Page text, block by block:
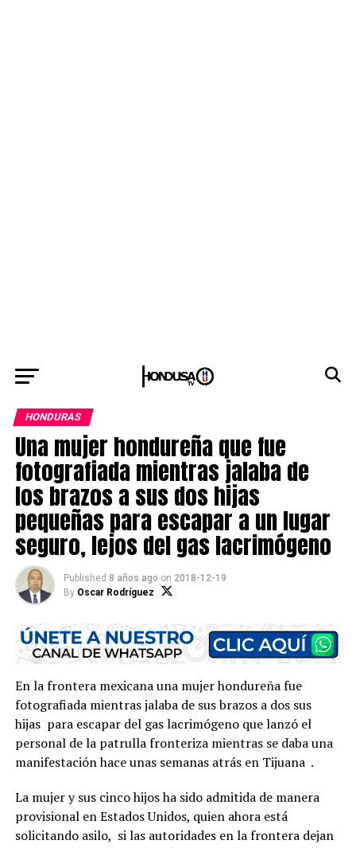
HONDURAS
Una mujer hondureña que fue
fotografiada mientras jalaba de
los brazos a sus dos hijas
pequeñas para escapar a un lugar
seguro, lejos del gas lacrimógeno
Published 8 años ago on 2018-12-19
By Oscar Rodríguez
En la frontera mexicana una mujer hondureña fue
fotografiada mientras jalaba de sus brazos a dos sus
hijas para escapar del gas lacrimógeno que lanzó el
personal de la patrulla fronteriza mientras se daba una
manifestación hace unas semanas atrás en Tijuana .
La mujer y sus cinco hijos ha sido admitida de manera
provisional en Estados Unidos, quien ahora está
solicitando asilo, si las autoridades en la frontera dejan